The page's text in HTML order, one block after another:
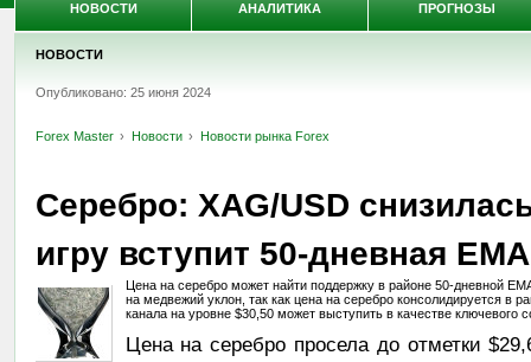
НОВОСТИ
Опубликовано: 25 июня 2024
Forex Master Новости Новости рынка Forex
Серебро: XAG/USD
игру вступит 50-дневная EMA
Цена на cеребро может найти поддержку в районе 50-дневной
на медвежий уклон, так как цена на серебро консолидируется в
канала на уровне $30,50 может выступить в качестве ключевого
Цена на cеребро просела до отметки
НОВОСТИ АНАЛИТИКА ПРОГНОЗЫ